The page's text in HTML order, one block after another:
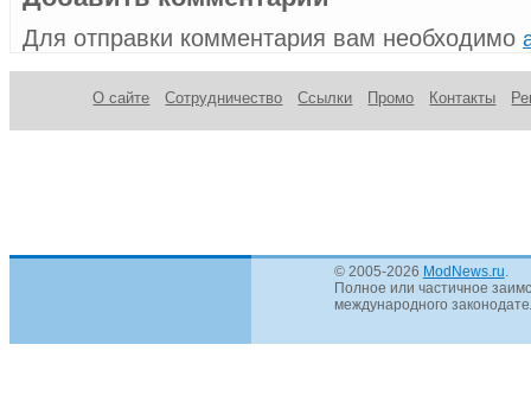
Для отправки комментария вам необходимо
О сайте Сотрудничество Ссылки Промо Контакты
© 2005-2026 ModNews.ru
Полное или частичное
международного